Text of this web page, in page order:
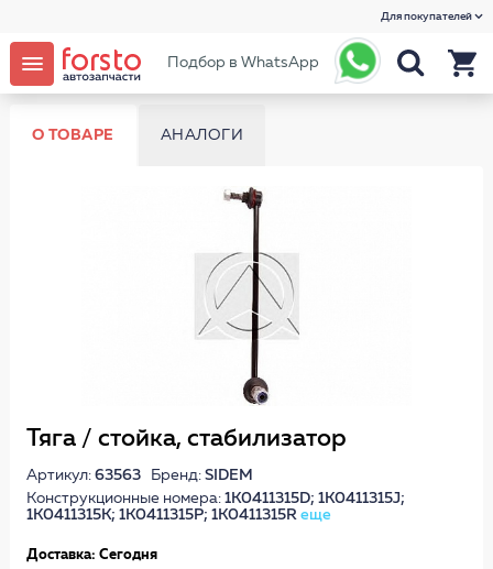
Для покупателей
Подбор в WhatsApp
О ТОВАРЕ АНАЛОГИ
Тяга / стойка, стабилизатор
Артикул: 63563Бренд: SIDEM
Конструкционные номера: 1K0411315D; 1K0411315J;
1K0411315K; 1K0411315P; 1K0411315R еще
Доставка: Сегодня